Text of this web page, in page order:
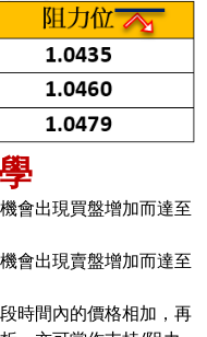
會出現買盤增加而達至
會出現賣盤增加而達至
時間內的價格相加，再